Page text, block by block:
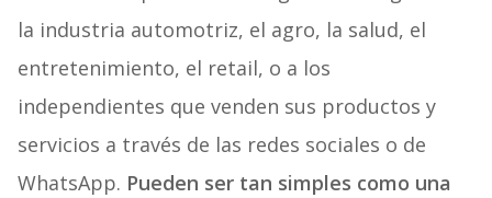
la industria automotriz, el agro, la salud, el
entretenimiento, el retail, o a los
independientes que venden sus productos y
servicios a través de las redes sociales o de
WhatsApp. Pueden ser tan simples como una